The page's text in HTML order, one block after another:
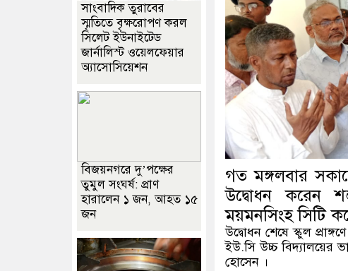
গত মঙ্গলবার
উদ্বোধন করেন
ময়মনসিংহ সিটি
উদ্বোধন শেষে স্কুল
ইউ.সি উচ্চ বিদ্যালয়ের
হোসেন ।
সাংবাদিক তুরাবের
স্মৃতিতে বৃক্ষরোপণ করল
সিলেট ইউনাইটেড
জার্নালিস্ট ওয়েলফেয়ার
অ্যাসোসিয়েশন
বিজয়নগরে দু’পক্ষের
তুমুল সংঘর্ষ: প্রাণ
হারালেন ১ জন, আহত ১৫
জন